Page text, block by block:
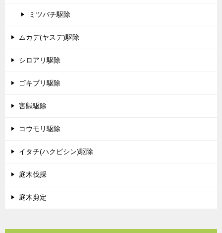
ミツバチ駆除
ムカデ(ヤスデ)駆除
シロアリ駆除
ゴキブリ駆除
害獣駆除
コウモリ駆除
イタチ(ハクビシン)駆除
庭木伐採
庭木剪定